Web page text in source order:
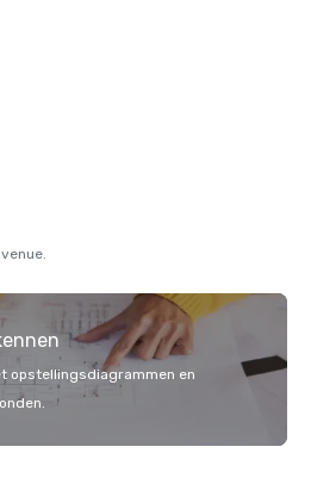
opstellingsdiagrammen en